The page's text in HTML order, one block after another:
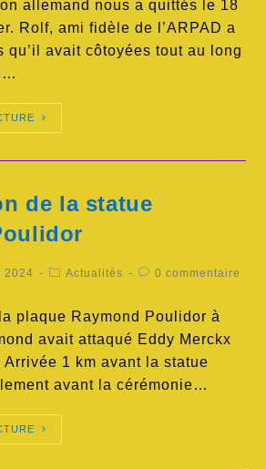
allemand nous a quittés le 18
Rolf, ami fidèle de l’ARPAD a
qu’il avait côtoyées tout au long
de la statue
2024 Actualités 0 commentaire
plaque Raymond Poulidor à
avait attaqué Eddy Merckx
1 km avant la statue
avant la cérémonie…